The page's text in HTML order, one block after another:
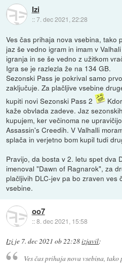
Izi
::7. dec 2021, 22:28
Ves čas prihaja nova vsebina, tako
jaz še vedno igram in imam v
igranja in se še vedno z užitkom
Igra se je razlezla že na 134 GB.
Sezonski Pass je pokrival samo
zaključuje. Za plačljive vsebine
kupiti novi Sezonski Pass 2
kaže obvlada zadeve. Jaz
kupujem, ker večinoma ne
Assassin's Creedih. V Valhalli
splača in verjetno bom kupil tudi
Pravijo, da bosta v 2. letu spet dva
imenoval "Dawn of Ragnarok", za
plačljivih DLC-jev pa bo zraven ves
vsebine.
oo7
::8. dec 2021, 15:58
Izi je 7. dec 2021 ob 22:28izjavil:
Ves čas prihaja nova vsebina,